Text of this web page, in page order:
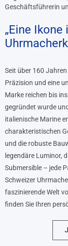
Geschäftsführerin
„Eine
Seit über 160
Präzision und eine
Marke reichen bis
gegründet wurde
italienische Marine
charakteristischen
und die robuste
legendäre Luminor,
Submersible – jede
Schweizer
faszinierende Welt
finden Sie Ihren